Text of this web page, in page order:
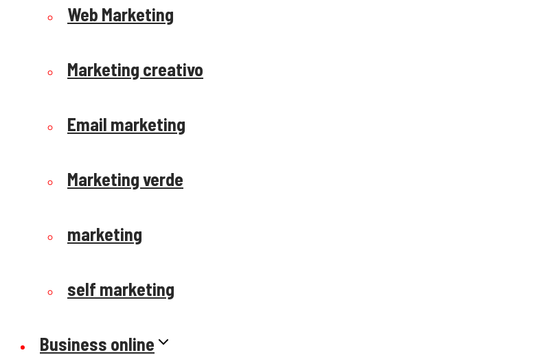
Web Marketing
Marketing creativo
Email marketing
Marketing verde
marketing
self marketing
Business online